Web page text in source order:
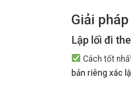
Giải
Lập lối đi
Cách tốt
bản riêng xác